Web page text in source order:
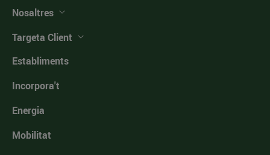
Nosaltres
Targeta Client
Establiments
Incorpora't
Energia
Mobilitat